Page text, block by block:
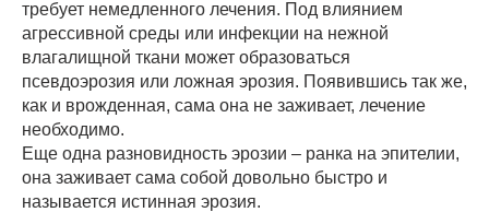
требует немедленного лечения. Под влиянием
агрессивной среды или инфекции на нежной
влагалищной ткани может образоваться
псевдоэрозия или ложная эрозия. Появившись так же,
как и врожденная, сама она не заживает, лечение
необходимо.
Еще одна разновидность эрозии – ранка на эпителии,
она заживает сама собой довольно быстро и
называется истинная эрозия.